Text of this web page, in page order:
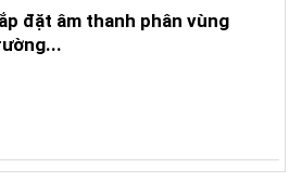
đặt âm thanh phân vùng